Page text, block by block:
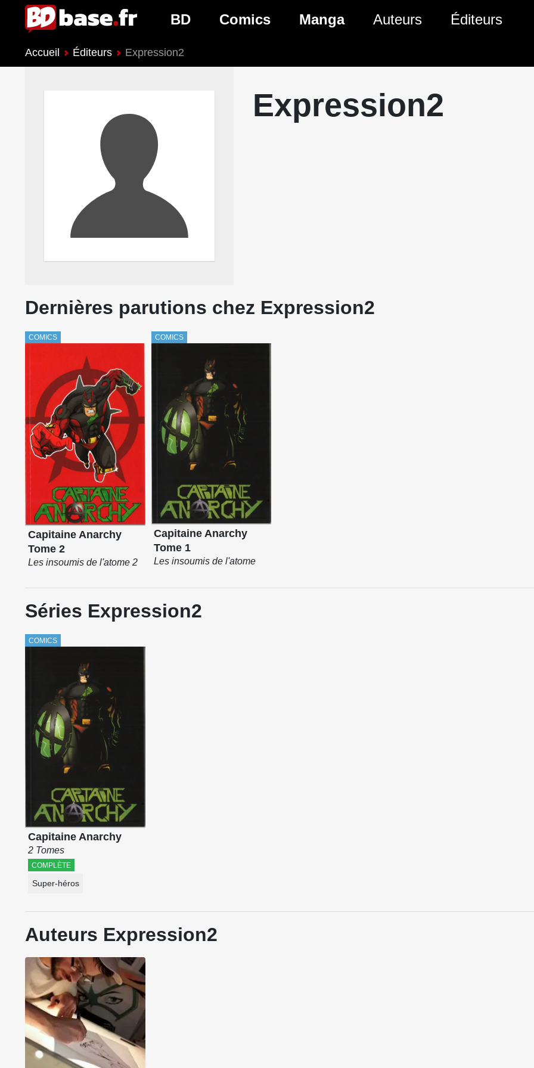
BD
Nouveautés BD
Comics
Genres Comics
Manga
Genres Manga
Auteurs Éditeurs
Accueil Éditeurs Expression2
Expression2
Dernières parutions chez Expression2
COMICS
Capitaine Anarchy
Tome 2
Les insoumis de l'atome 2
COMICS
Capitaine Anarchy
Tome 1
Les insoumis de l'atome
Séries Expression2
COMICS
Capitaine Anarchy
2 Tomes
COMPLÈTE
Super-héros
Auteurs Expression2